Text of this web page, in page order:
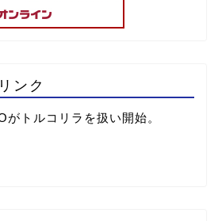
ンク
トルコリラを扱い開始。